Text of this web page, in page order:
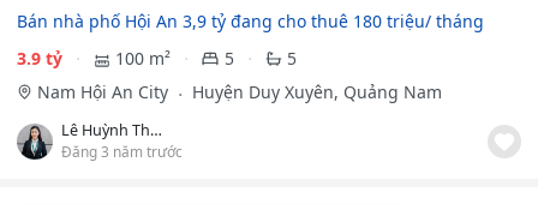
Bán nhà phố Hội An 3,9 tỷ đang cho thuê 180 triệu/ tháng
3.9 tỷ
100 m² 5
5
Nam Hội An City
Huyện Duy Xuyên, Quảng Nam
Lê Huỳnh Thanh Diệu
Đăng 3 năm trước